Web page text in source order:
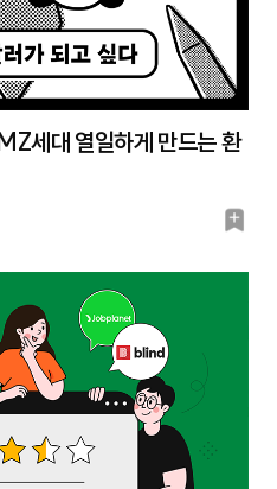
세대 열일하게 만드는 환
북